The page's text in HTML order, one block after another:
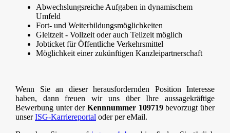
Abwechslungsreiche Aufgaben in dynamischem
Umfeld
Fort- und Weiterbildungsmöglichkeiten
Gleitzeit - Vollzeit oder auch Teilzeit möglich
Jobticket für Öffentliche Verkehrsmittel
Möglichkeit einer zukünftigen Kanzleipartnerschaft
Wenn Sie an dieser herausfordernden Position Interesse
haben, dann freuen wir uns über Ihre aussagekräftige
Bewerbung unter der Kennnummer 109719bevorzugt über
unserISG-Karriereportal oder per eMail.